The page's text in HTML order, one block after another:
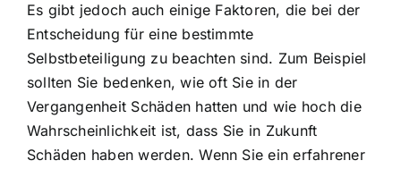
Es gibt jedoch auch einige Faktoren, die bei der
Entscheidung für eine bestimmte
Selbstbeteiligung zu beachten sind. Zum Beispiel
sollten Sie bedenken, wie oft Sie in der
Vergangenheit Schäden hatten und wie hoch die
Wahrscheinlichkeit ist, dass Sie in Zukunft
Schäden haben werden. Wenn Sie ein erfahrener